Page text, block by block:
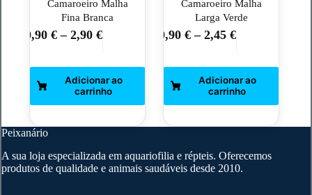
Camaroeiro Malha
Fina Branca
0,90 € – 2,90 €
This
variants.
The
on
the
Camaroeiro Malha
Larga Verde
0,90€ –2,45€
This
variants.
The
on
the
Peixanário
A sua loja especializada em aquariofilia e répteis. Oferecemos
produtos de qualidade e animais saudáveis desde 2010.